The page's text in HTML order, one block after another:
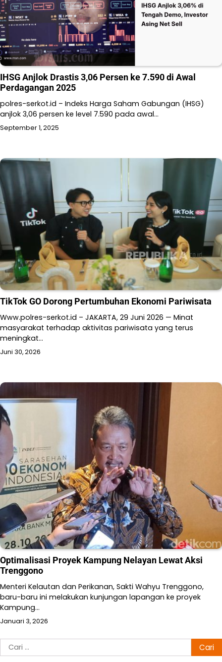
IHSG Anjlok Drastis 3,06 Persen ke 7.590 di Awal
Perdagangan 2025
polres-serkot.id – Indeks Harga Saham Gabungan (IHSG)
anjlok 3,06 persen ke level 7.590 pada awal…
September 1, 2025
TikTok GO Dorong Pertumbuhan Ekonomi Pariwisata
Www.polres-serkot.id – JAKARTA, 29 Juni 2026 — Minat
masyarakat terhadap aktivitas pariwisata yang terus
meningkat…
Juni 30, 2026
Optimalisasi Proyek Kampung Nelayan Lewat Aksi
Trenggono
Menteri Kelautan dan Perikanan, Sakti Wahyu Trenggono,
baru-baru ini melakukan kunjungan lapangan ke proyek
Kampung…
Januari 3, 2026
Cari
untuk: